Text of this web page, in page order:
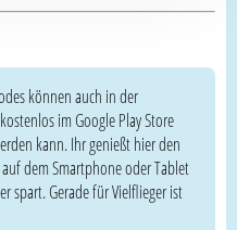
können auch in der
im Google Play Store
kann. Ihr genießt hier den
dem Smartphone oder Tablet
spart. Gerade für Vielflieger ist